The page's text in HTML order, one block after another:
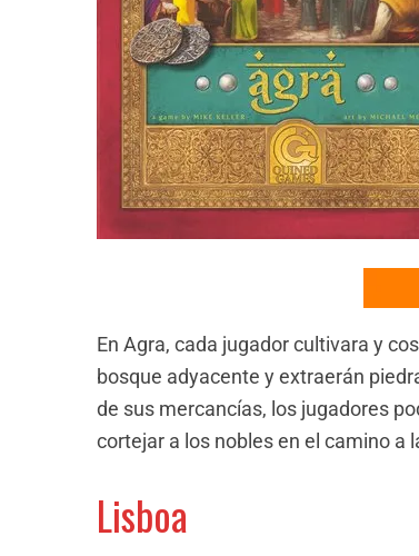
En Agra, cada jugador cultivara y
bosque adyacente y extraerán
de sus mercancías, los jugadores
cortejar a los nobles en el camino a
Lisboa